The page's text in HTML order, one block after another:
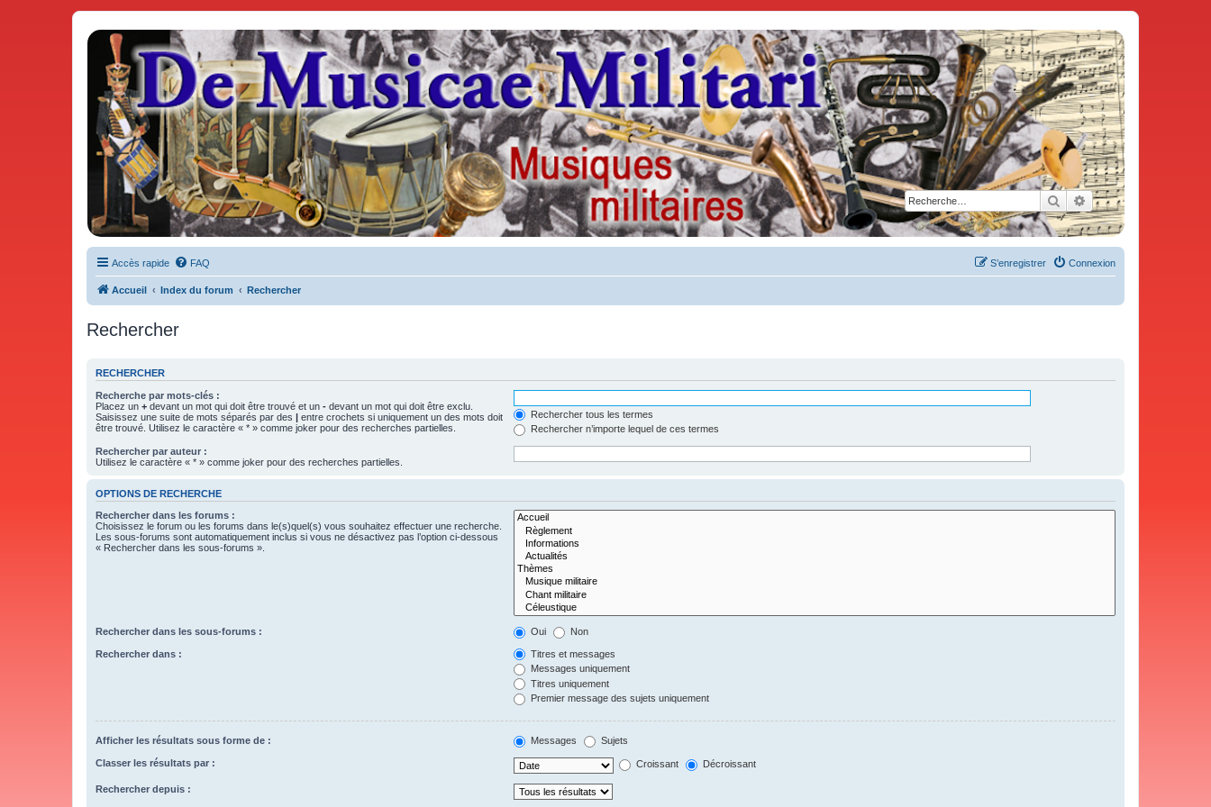
Rechercher
Recherche avancée
De Musicae Militari - Forums
Forums de discussions
Accès rapide FAQ Connexion
S’enregistrer
Accueil Index du forum Rechercher
Rechercher
RECHERCHER
Recherche par mots-clés :
Placez un + devant un mot qui doit être trouvé et un - devant un mot qui doit être exclu.
Saisissez une suite de mots séparés par des | entre crochets si uniquement un des mots doit
être trouvé. Utilisez le caractère « * » comme joker pour des recherches partielles.
Rechercher tous les termes
Rechercher n’importe lequel de ces termes
Rechercher par auteur :
Utilisez le caractère « * » comme joker pour des recherches partielles.
OPTIONS DE RECHERCHE
Rechercher dans les forums :
Choisissez le forum ou les forums dans le(s)quel(s) vous souhaitez effectuer une recherche.
Les sous-forums sont automatiquement inclus si vous ne désactivez pas l’option ci-dessous
« Rechercher dans les sous-forums ».
Rechercher dans les sous-forums : Oui Non
Rechercher dans :
Titres et messages
Messages uniquement
Titres uniquement
Premier message des sujets uniquement
Afficher les résultats sous forme de : Messages Sujets
Classer les résultats par : Croissant Décroissant
Rechercher depuis :